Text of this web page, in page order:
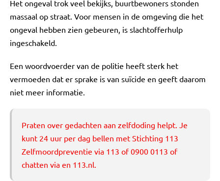
Het ongeval trok veel bekijks, buurtbewoners stonden
massaal op straat. Voor mensen in de omgeving die het
ongeval hebben zien gebeuren, is slachtofferhulp
ingeschakeld.
Een woordvoerder van de politie heeft sterk het
vermoeden dat er sprake is van suïcide en geeft daarom
niet meer informatie.
Praten over gedachten aan zelfdoding helpt. Je
kunt 24 uur per dag bellen met Stichting 113
Zelfmoordpreventie via 113 of 0900 0113 of
chatten via en 113.nl.